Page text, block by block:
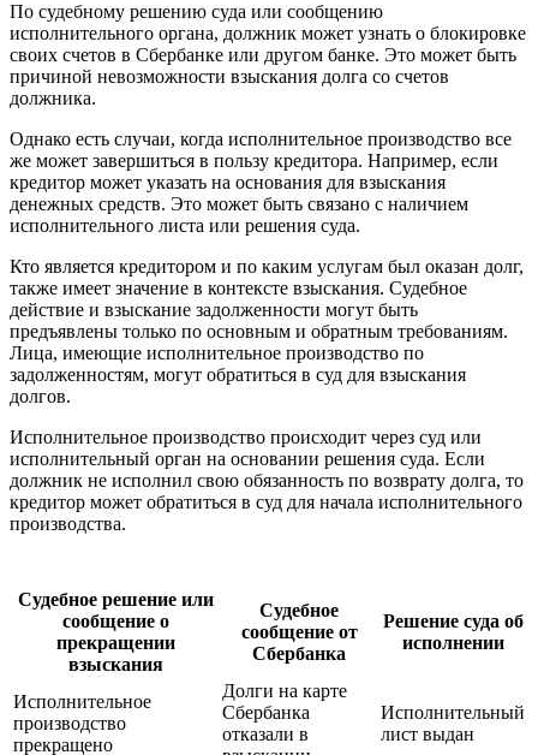
По судебному решению суда или сообщению
исполнительного органа, должник может узнать о блокировке
своих счетов в Сбербанке или другом банке. Это может быть
причиной невозможности взыскания долга со счетов
должника.
Однако есть случаи, когда исполнительное производство все
же может завершиться в пользу кредитора. Например, если
кредитор может указать на основания для взыскания
денежных средств. Это может быть связано с наличием
исполнительного листа или решения суда.
Кто является кредитором и по каким услугам был оказан долг,
также имеет значение в контексте взыскания. Судебное
действие и взыскание задолженности могут быть
предъявлены только по основным и обратным требованиям.
Лица, имеющие исполнительное производство по
задолженностям, могут обратиться в суд для взыскания
долгов.
Исполнительное производство происходит через суд или
исполнительный орган на основании решения суда. Если
должник не исполнил свою обязанность по возврату долга, то
кредитор может обратиться в суд для начала исполнительного
производства.
Судебное решение или
сообщение о
прекращении
взыскания
Судебное
сообщение от
Сбербанка
Решение суда об
исполнении
Исполнительное
производство
прекращено
Долги на карте
Сбербанка
отказали в
Исполнительный
лист выдан